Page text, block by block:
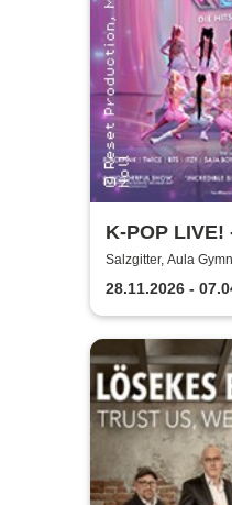
K-POP LIVE!
Moves. Die
Salzgitter, Aula
28.11.2026 -